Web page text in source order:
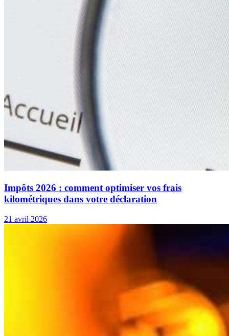
Impôts 2026 : comment optimiser vos frais
kilométriques dans votre déclaration
21 avril 2026